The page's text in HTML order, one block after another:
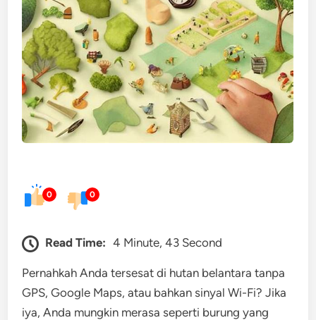
0 0
Read Time: 4 Minute, 43 Second
Pernahkah Anda tersesat di hutan belantara tanpa
GPS, Google Maps, atau bahkan sinyal Wi-Fi? Jika
iya, Anda mungkin merasa seperti burung yang